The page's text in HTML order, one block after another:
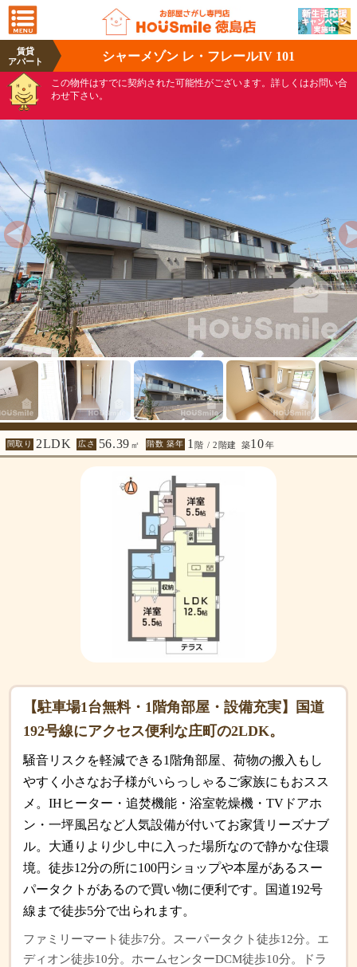
賃貸
アパート
シャーメゾン レ・フレールIV 101
この物件はすでに契約された可能性がございます。詳しくはお問い合
わせ下さい。
間取り 2LDK 広さ 56.39 ㎡ 階数 築年 1 階 / 2階建 築10年
【駐車場1台無料・1階角部屋・設備充実】国道
192号線にアクセス便利な庄町の2LDK。
騒音リスクを軽減できる1階角部屋、荷物の搬入もし
やすく小さなお子様がいらっしゃるご家族にもおスス
メ。IHヒーター・追焚機能・浴室乾燥機・TVドアホ
ン・一坪風呂など人気設備が付いてお家賃リーズナブ
ル。大通りより少し中に入った場所なので静かな住環
境。徒歩12分の所に100円ショップや本屋があるスー
パータクトがあるので買い物に便利です。国道192号
線まで徒歩5分で出られます。
ファミリーマート徒歩7分。スーパータクト徒歩12分。エ
ディオン徒歩10分。ホームセンターDCM徒歩10分。ドラ